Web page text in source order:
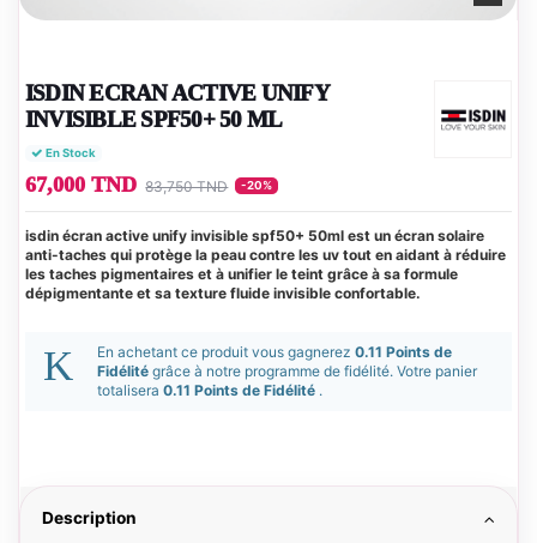
ISDIN ECRAN ACTIVE UNIFY
INVISIBLE SPF50+ 50 ML
En Stock
67,000 TND 83,750 TND -20%
isdin écran active unify invisible spf50+ 50ml est un écran solaire
anti-taches qui protège la peau contre les uv tout en aidant à réduire
les taches pigmentaires et à unifier le teint grâce à sa formule
dépigmentante et sa texture fluide invisible confortable.
En achetant ce produit vous gagnerez 0.11 Points de
Fidélité grâce à notre programme de fidélité. Votre panier
totalisera 0.11 Points de Fidélité .
Description